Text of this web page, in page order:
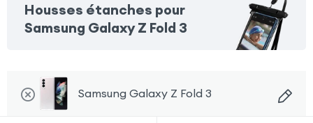
Housses étanches pour
Samsung Galaxy Z Fold 3
Samsung Galaxy Z Fold 3